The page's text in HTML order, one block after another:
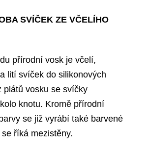
SVÍČEK ZE VČELÍHO
přírodní vosk je včelí,
lití svíček do silikonových
plátů vosku se svíčky
knotu. Kromě přírodní
se již vyrábí také barvené
říká mezistěny.